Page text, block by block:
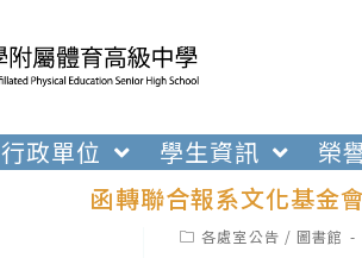
行政單位 學生資訊 榮
函轉聯合報系文化基金
Post各處室公告 / 圖書館